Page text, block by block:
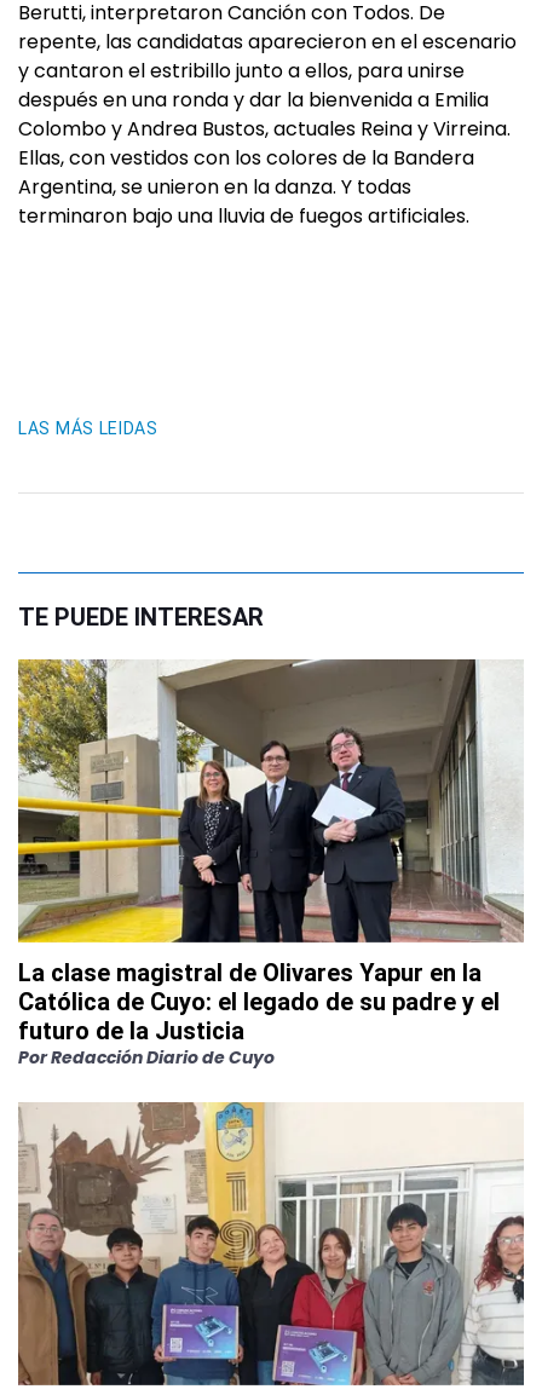
Berutti, interpretaron Canción con Todos. De
repente, las candidatas aparecieron en el escenario
y cantaron el estribillo junto a ellos, para unirse
después en una ronda y dar la bienvenida a Emilia
Colombo y Andrea Bustos, actuales Reina y Virreina.
Ellas, con vestidos con los colores de la Bandera
Argentina, se unieron en la danza. Y todas
terminaron bajo una lluvia de fuegos artificiales.
LAS MÁS LEIDAS
TE PUEDE INTERESAR
La clase magistral de Olivares Yapur en la
Católica de Cuyo: el legado de su padre y el
futuro de la Justicia
PorRedacción Diario de Cuyo